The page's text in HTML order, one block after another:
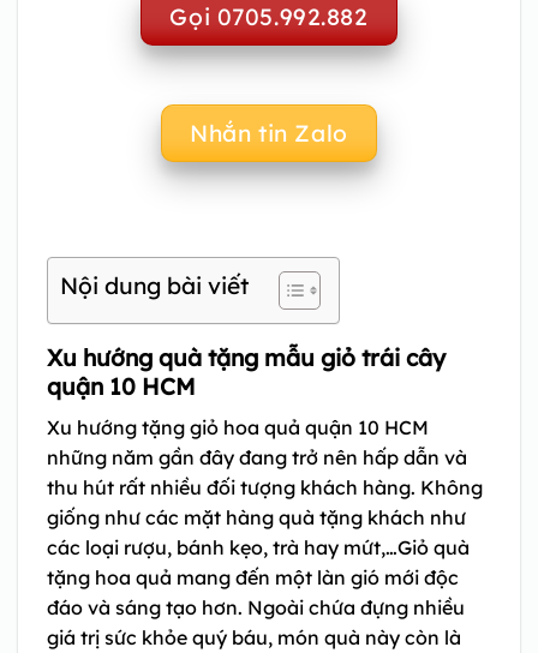
Gọi 0705.992.882
Nhắn tin Zalo
Nội dung bài viết
Xu hướng quà tặng mẫu giỏ trái cây
quận 10 HCM
Xu hướng tặng giỏ hoa quả quận 10 HCM
những năm gần đây đang trở nên hấp dẫn và
thu hút rất nhiều đối tượng khách hàng. Không
giống như các mặt hàng quà tặng khách như
các loại rượu, bánh kẹo, trà hay mứt,…Giỏ quà
tặng hoa quả mang đến một làn gió mới độc
đáo và sáng tạo hơn. Ngoài chứa đựng nhiều
giá trị sức khỏe quý báu, món quà này còn là